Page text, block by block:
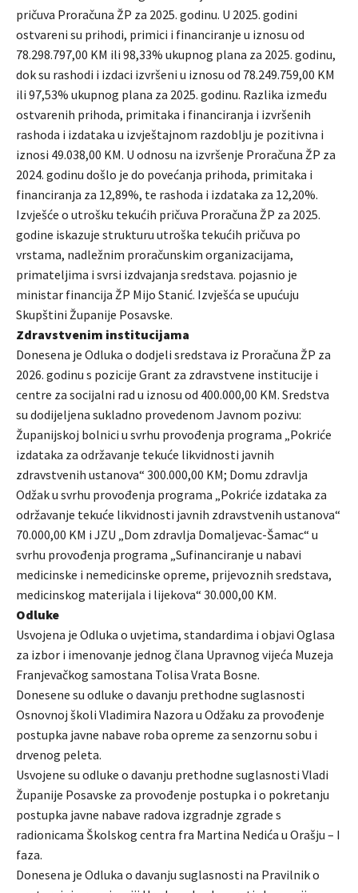
pričuva Proračuna ŽP za 2025. godinu. U 2025. godini
ostvareni su prihodi, primici i financiranje u iznosu od
78.298.797,00 KM ili 98,33% ukupnog plana za 2025. godinu,
dok su rashodi i izdaci izvršeni u iznosu od 78.249.759,00 KM
ili 97,53% ukupnog plana za 2025. godinu. Razlika između
ostvarenih prihoda, primitaka i financiranja i izvršenih
rashoda i izdataka u izvještajnom razdoblju je pozitivna i
iznosi 49.038,00 KM. U odnosu na izvršenje Proračuna ŽP za
2024. godinu došlo je do povećanja prihoda, primitaka i
financiranja za 12,89%, te rashoda i izdataka za 12,20%.
Izvješće o utrošku tekućih pričuva Proračuna ŽP za 2025.
godine iskazuje strukturu utroška tekućih pričuva po
vrstama, nadležnim proračunskim organizacijama,
primateljima i svrsi izdvajanja sredstava. pojasnio je
ministar financija ŽP Mijo Stanić. Izvješća se upućuju
Skupštini Županije Posavske.
Zdravstvenim institucijama
Donesena je Odluka o dodjeli sredstava iz Proračuna ŽP za
2026. godinu s pozicije Grant za zdravstvene institucije i
centre za socijalni rad u iznosu od 400.000,00 KM. Sredstva
su dodijeljena sukladno provedenom Javnom pozivu:
Županijskoj bolnici u svrhu provođenja programa „Pokriće
izdataka za održavanje tekuće likvidnosti javnih
zdravstvenih ustanova“ 300.000,00 KM; Domu zdravlja
Odžak u svrhu provođenja programa „Pokriće izdataka za
održavanje tekuće likvidnosti javnih zdravstvenih ustanova“
70.000,00 KM i JZU „Dom zdravlja Domaljevac-Šamac“ u
svrhu provođenja programa „Sufinanciranje u nabavi
medicinske i nemedicinske opreme, prijevoznih sredstava,
medicinskog materijala i lijekova“ 30.000,00 KM.
Odluke
Usvojena je Odluka o uvjetima, standardima i objavi Oglasa
za izbor i imenovanje jednog člana Upravnog vijeća Muzeja
Franjevačkog samostana Tolisa Vrata Bosne.
Donesene su odluke o davanju prethodne suglasnosti
Osnovnoj školi Vladimira Nazora u Odžaku za provođenje
postupka javne nabave roba opreme za senzornu sobu i
drvenog peleta.
Usvojene su odluke o davanju prethodne suglasnosti Vladi
Županije Posavske za provođenje postupka i o pokretanju
postupka javne nabave radova izgradnje zgrade s
radionicama Školskog centra fra Martina Nedića u Orašju – I
faza.
Donesena je Odluka o davanju suglasnosti na Pravilnik o